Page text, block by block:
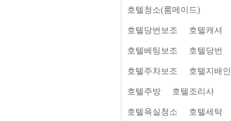
호텔청소(룸메이드)
호텔당번보조 호텔캐셔
호텔베팅보조 호텔당번
호텔주차보조 호텔지배인
호텔주방 호텔조리사
호텔욕실청소 호텔세탁